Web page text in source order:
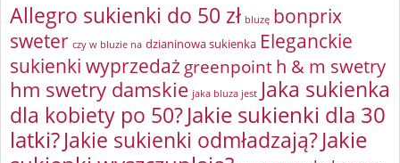
Allegro sukienki do 50 zł bluzę bonprix
sweter czy w bluzie na dzianinowa sukienka Eleganckie
sukienki wyprzedaż greenpointh & m swetry
hm swetry damskie jaka bluza jest Jaka sukienka
dla kobiety po 50?Jakie sukienki dla 30
latki?Jakie sukienki odmładzają?Jakie